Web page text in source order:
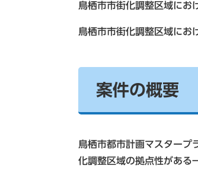
鳥栖市市街化調整区域にお
鳥栖市市街化調整区域にお
案件の概要
鳥栖市都市計画マスタープ
化調整区域の拠点性がある